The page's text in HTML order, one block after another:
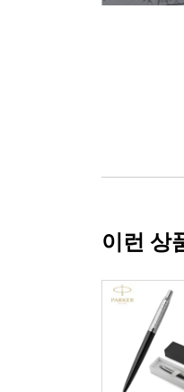
이런 상